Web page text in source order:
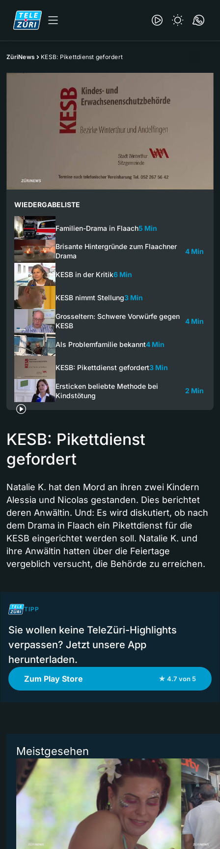
ZüriNews KESB: Pikettdienst gefordert
WIEDERGABELISTE
Familien-Drama in Flaach5 Min
Brisante Hintergründe zum Flaachner
Drama
4 Min
KESB in der Kritik6 Min
KESB nimmt Stellung3 Min
Grosseltern: Schwere Vorwürfe gegen
KESB
4 Min
Als Problemfamilie bekannt4 Min
KESB: Pikettdienst gefordert3 Min
Ersticken beliebte Methode bei
Kindstötung
2 Min
KESB: Pikettdienst
gefordert
Natalie K. hat den Mord an ihren zwei Kindern
Alessia und Nicolas gestanden. Dies berichtet
deren Anwältin. Und: Es wird diskutiert, ob nach
dem Drama in Flaach ein Pikettdienst für die
KESB eingerichtet werden soll. Natalie K. und
ihre Anwältin hatten über die Feiertage
vergeblich versucht, die Behörde zu erreichen.
TIPP
Sie wollen keine TeleZüri-Highlights
verpassen? Jetzt unsere App
herunterladen.
Zum Play Store ★ 4.7 von 5
Meistgesehen